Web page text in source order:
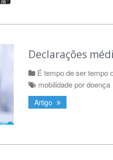
Declarações
É tempo de ser tempo
mobilidade por doença
Artigo